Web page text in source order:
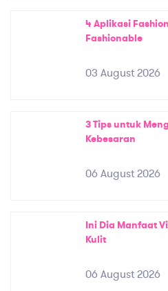
4 Aplikasi
Fashionable
03 August 2026
3 Tips untuk
Kebesaran
06 August 2026
Ini Dia Manfaat
Kulit
06 August 2026